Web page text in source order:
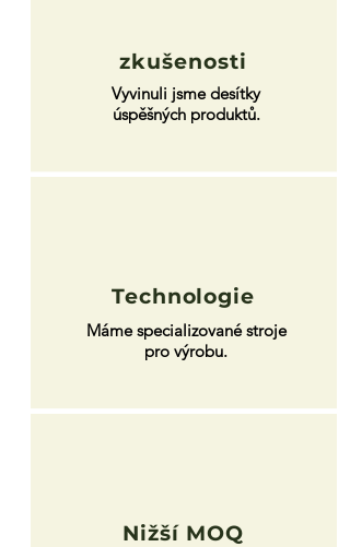
zkušenosti
Vyvinuli jsme desítky
úspěšných produktů.
Technologie
Máme specializované stroje
pro výrobu.
Nižší MOQ